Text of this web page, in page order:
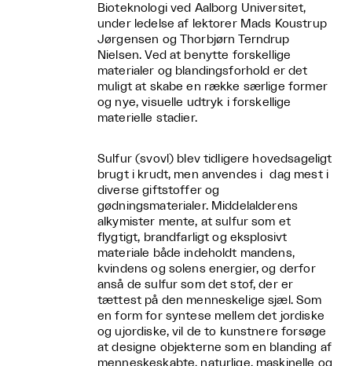
Bioteknologi ved Aalborg Universitet,
under ledelse af lektorer Mads Koustrup
Jørgensen og Thorbjørn Terndrup
Nielsen. Ved at benytte forskellige
materialer og blandingsforhold er det
muligt at skabe en række særlige former
og nye, visuelle udtryk i forskellige
materielle stadier.
Sulfur (svovl) blev tidligere hovedsageligt
brugt i krudt, men anvendes i dag mest i
diverse giftstoffer og
gødningsmaterialer. Middelalderens
alkymister mente, at sulfur som et
flygtigt, brandfarligt og eksplosivt
materiale både indeholdt mandens,
kvindens og solens energier, og derfor
anså de sulfur som det stof, der er
tættest på den menneskelige sjæl. Som
en form for syntese mellem det jordiske
og ujordiske, vil de to kunstnere forsøge
at designe objekterne som en blanding af
menneskeskabte, naturlige, maskinelle og